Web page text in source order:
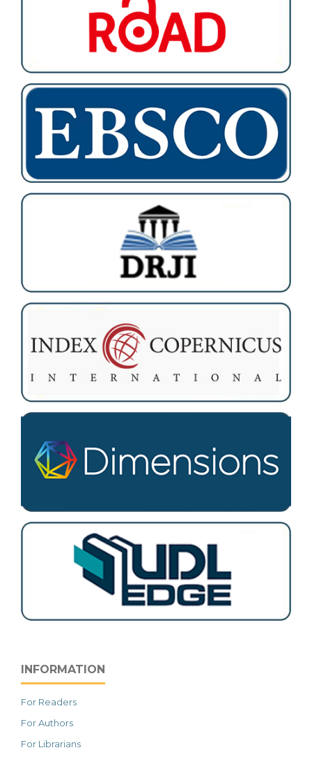
INFORMATION
For Readers
For Authors
For Librarians